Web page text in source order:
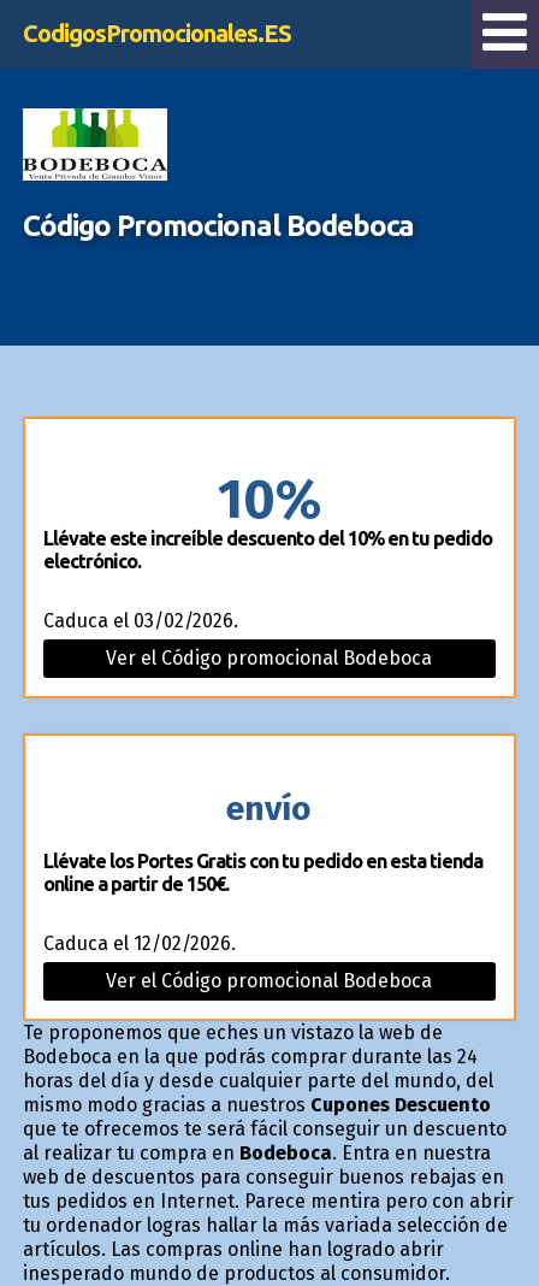
CodigosPromocionales.ES
Código Promocional Bodeboca
10%
Llévate este increíble descuento del 10% en tu pedido
electrónico.
Caduca el 03/02/2026.
Ver el Código promocional Bodeboca
envío
Llévate los Portes Gratis con tu pedido en esta tienda
online a partir de 150€.
Caduca el 12/02/2026.
Ver el Código promocional Bodeboca
Te proponemos que eches un vistazo la web de
Bodeboca en la que podrás comprar durante las 24
horas del día y desde cualquier parte del mundo, del
mismo modo gracias a nuestros Cupones Descuento
que te ofrecemos te será fácil conseguir un descuento
al realizar tu compra en Bodeboca. Entra en nuestra
web de descuentos para conseguir buenos rebajas en
tus pedidos en Internet. Parece mentira pero con abrir
tu ordenador logras hallar la más variada selección de
artículos. Las compras online han logrado abrir
inesperado mundo de productos al consumidor.